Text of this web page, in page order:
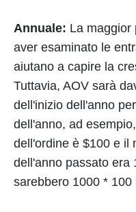
Annuale: La maggior
aver esaminato le
aiutano a capire la
Tuttavia, AOV sarà
dell'inizio dell'anno
dell'anno, ad
dell'ordine è $100 e il
dell'anno passato era
sarebbero 1000 * 100